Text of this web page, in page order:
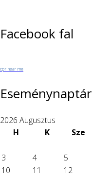
Facebook fal
cpr near me
Eseménynaptár
2026 Augusztus
H
K Sze
3
4 5
10
11 12